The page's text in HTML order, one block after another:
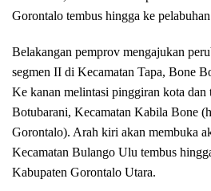
Gorontalo tembus hingga ke
Belakangan pemprov mengajukan
segmen II di Kecamatan Tapa, Bone
Ke kanan melintasi pinggiran kota dan
Botubarani, Kecamatan Kabila Bone
Gorontalo). Arah kiri akan membuka
Kecamatan Bulango Ulu tembus
Kabupaten Gorontalo Utara.